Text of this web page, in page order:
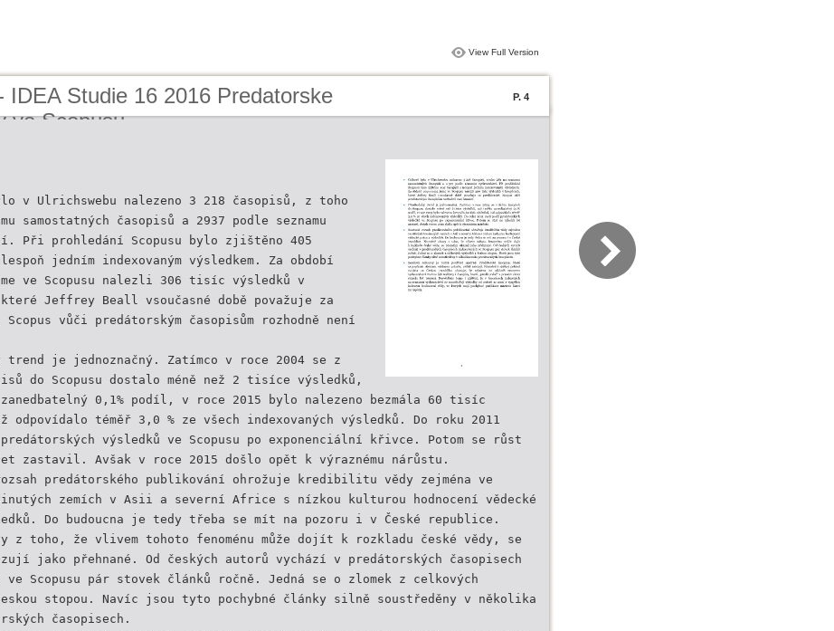
View Full Version
IDEA Studie 16 2016 Predatorske
ve Scopusu
P. 4
v Ulrichswebu nalezeno 3 218 časopisů, z toho
samostatných časopisů a 2937 podle seznamu
Při prohledání Scopusu bylo zjištěno 405
jedním indexovaným výsledkem. Za období
ve Scopusu nalezli 306 tisíc výsledků v
Jeffrey Beall vsoučasné době považuje za
vůči predátorským časopisům rozhodně není
trend je jednoznačný. Zatímco v roce 2004 se z
do Scopusu dostalo méně než 2 tisíce výsledků,
0,1% podíl, v roce 2015 bylo nalezeno bezmála 60 tisíc
odpovídalo téměř 3,0 % ze všech indexovaných výsledků. Do roku 2011
výsledků ve Scopusu po exponenciální křivce. Potom se růst
zastavil. Avšak v roce 2015 došlo opět k výraznému nárůstu.
predátorského publikování ohrožuje kredibilitu vědy zejména ve
zemích v Asii a severní Africe s nízkou kulturou hodnocení vědecké
Do budoucna je tedy třeba se mít na pozoru i v České republice.
z toho, že vlivem tohoto fenoménu může dojít k rozkladu české vědy, se
jako přehnané. Od českých autorů vychází v predátorských časopisech
ve Scopusu pár stovek článků ročně. Jedná se o zlomek z celkových
stopou. Navíc jsou tyto pochybné články silně soustředěny v několika
časopisech.